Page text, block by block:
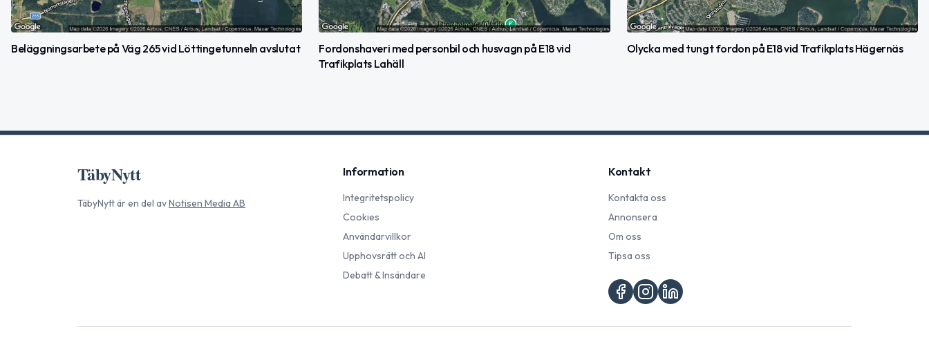
Beläggningsarbete på Väg 265 vid Löttingetunneln avslutat
Fordonshaveri med personbil och husvagn på E18 vid
Trafikplats Lahäll
Olycka med tungt fordon på E18 vid Trafikplats Hägernäs
TäbyNytt
TäbyNyttär en del avNotisen Media AB
Information
Integritetspolicy
Cookies
Användarvillkor
Upphovsrätt och AI
Debatt & Insändare
Kontakt
Kontakta oss
Annonsera
Om oss
Tipsa oss